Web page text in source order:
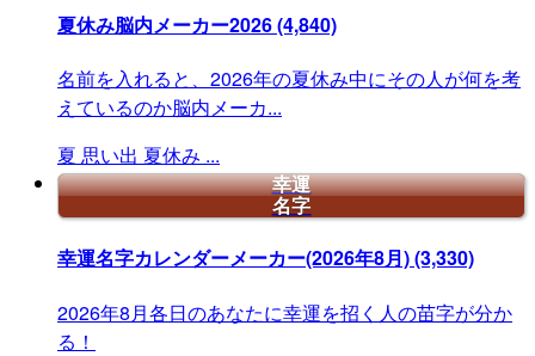
夏休み脳内メーカー2026(4,840)
名前を入れると、2026年の夏休み中にその人が何を考
えているのか脳内メーカ...
夏 思い出 夏休み ...
幸運
名字
幸運名字カレンダーメーカー(2026年8月)(3,330)
2026年8月各日のあなたに幸運を招く人の苗字が分か
る！